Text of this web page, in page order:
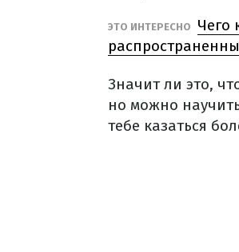
ЭТО ИНТЕРЕСНО
Чего
Значит ли это,
но можно
тебе казаться